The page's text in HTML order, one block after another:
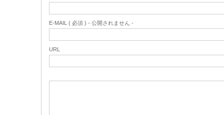
E-MAIL ( 必須 ) - 公開されません -
URL